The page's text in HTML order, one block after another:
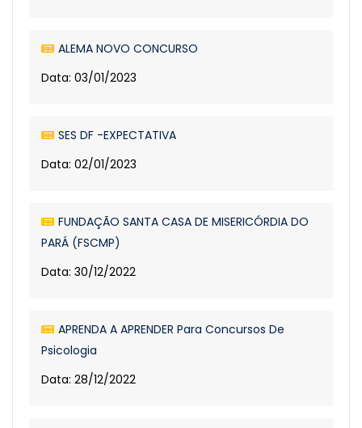
ALEMA NOVO CONCURSO
Data: 03/01/2023
SES DF -EXPECTATIVA
Data: 02/01/2023
FUNDAÇÃO SANTA CASA DE MISERICÓRDIA DO
PARÁ (FSCMP)
Data: 30/12/2022
APRENDA A APRENDER Para Concursos De
Psicologia
Data: 28/12/2022